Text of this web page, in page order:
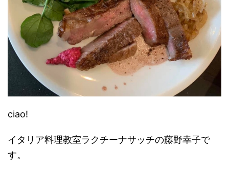
ciao!
イタリア料理教室ラクチーナサッチの藤野幸子で
す。